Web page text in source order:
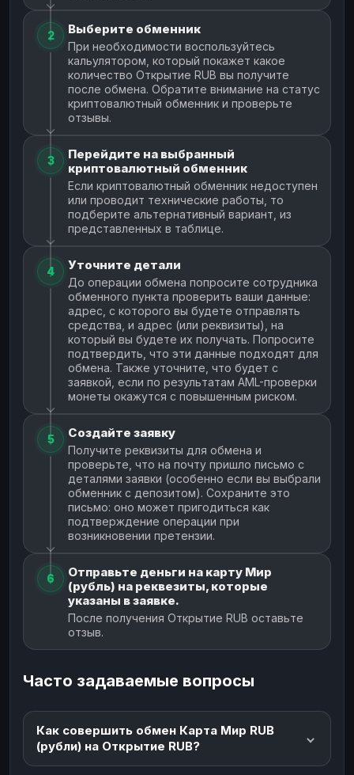
2 Выберите обменник
При необходимости воспользуйтесь
кальулятором, который покажет какое
количество Открытие RUB вы получите
после обмена. Обратите внимание на статус
криптовалютный обменник и проверьте
отзывы.
3
Перейдите на выбранный
криптовалютный обменник
Если криптовалютный обменник недоступен
или проводит технические работы, то
подберите альтернативный вариант, из
представленных в таблице.
4 Уточните детали
До операции обмена попросите сотрудника
обменного пункта проверить ваши данные:
адрес, с которого вы будете отправлять
средства, и адрес (или реквизиты), на
который вы будете их получать. Попросите
подтвердить, что эти данные подходят для
обмена. Также уточните, что будет с
заявкой, если по результатам AML-проверки
монеты окажутся с повышенным риском.
5 Создайте заявку
Получите реквизиты для обмена и
проверьте, что на почту пришло письмо с
деталями заявки (особенно если вы выбрали
обменник с депозитом). Сохраните это
письмо: оно может пригодиться как
подтверждение операции при
возникновении претензии.
6
Отправьте деньги на карту Мир
(рубль) на реквезиты, которые
указаны в заявке.
После получения Открытие RUB оставьте
отзыв.
Часто задаваемые вопросы
Как совершить обмен Карта Мир RUB
(рубли) на Открытие RUB?